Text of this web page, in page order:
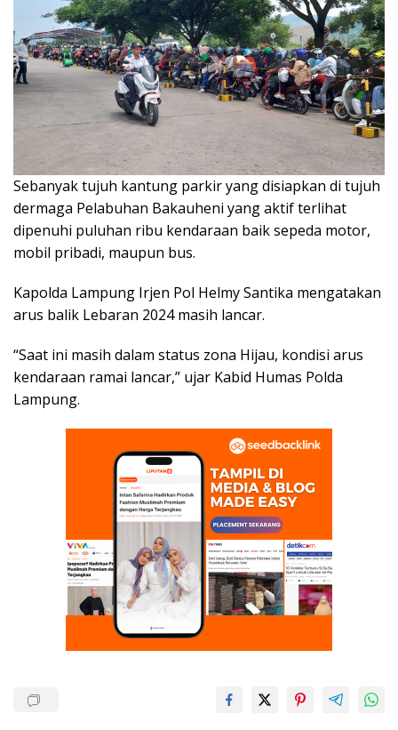
Sebanyak tujuh kantung parkir yang disiapkan di tujuh
dermaga Pelabuhan Bakauheni yang aktif terlihat
dipenuhi puluhan ribu kendaraan baik sepeda motor,
mobil pribadi, maupun bus.
Kapolda Lampung Irjen Pol Helmy Santika mengatakan
arus balik Lebaran 2024 masih lancar.
“Saat ini masih dalam status zona Hijau, kondisi arus
kendaraan ramai lancar,” ujar Kabid Humas Polda
Lampung.